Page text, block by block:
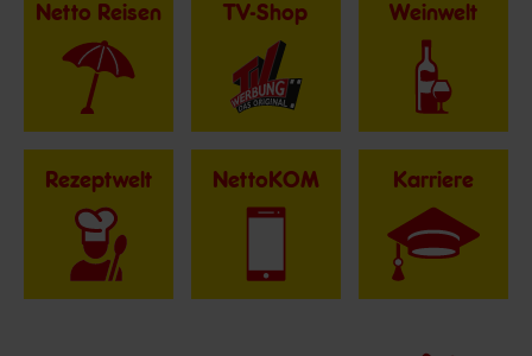
Netto Reisen TV-Shop Weinwelt
Rezeptwelt NettoKOM Karriere